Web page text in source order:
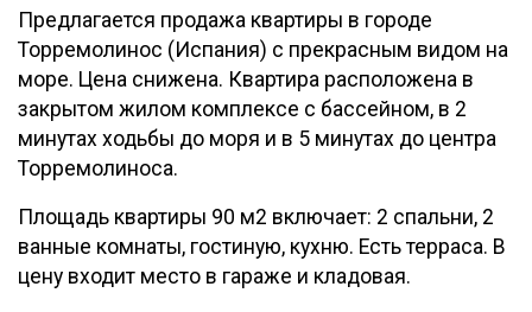
Предлагается продажа квартиры в городе
Торремолинос (Испания) с прекрасным видом на
море. Цена снижена. Квартира расположена в
закрытом жилом комплексе с бассейном, в 2
минутах ходьбы до моря и в 5 минутах до центра
Торремолиноса.
Площадь квартиры 90 м2 включает: 2 спальни, 2
ванные комнаты, гостиную, кухню. Есть терраса. В
цену входит место в гараже и кладовая.